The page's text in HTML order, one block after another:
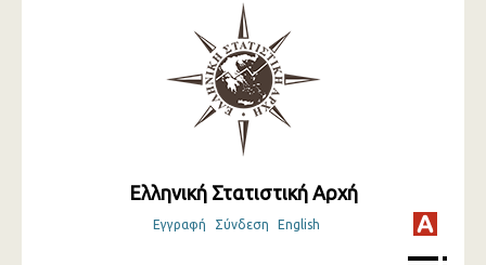
Ελληνική Στατιστική Αρχή
Εγγραφή Σύνδεση English